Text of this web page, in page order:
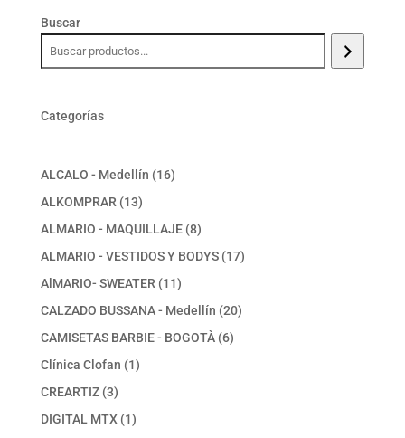
Buscar
Categorías
ALCALO - Medellín 1616
ALKOMPRAR 1313
productos
ALMARIO - MAQUILLAJE 88
productos
ALMARIO - VESTIDOS Y BODYS 1717
AlMARIO- SWEATER 1111
productos
CALZADO BUSSANA - Medellín 2020
CAMISETAS BARBIE - BOGOTÀ 66
Clínica Clofan 11
CREARTIZ 33
productos
DIGITAL MTX 11